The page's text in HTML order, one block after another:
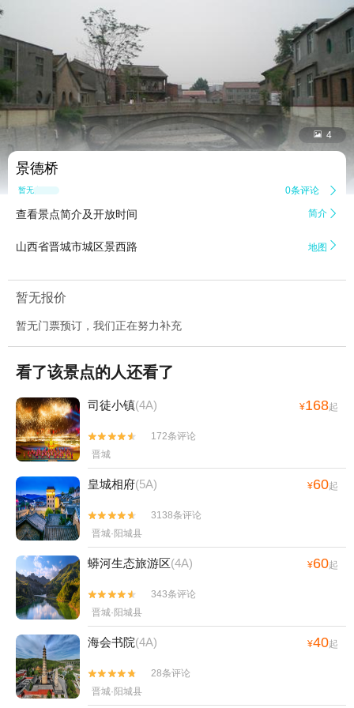
 4
景德桥
暂无点评 0条评论 
查看景点简介及开放时间 简介 
山西省晋城市城区景西路 地图 
暂无报价
暂无门票预订，我们正在努力补充
看了该景点的人还看了
司徒小镇(4A) ¥168起


172条评论
晋城
皇城相府(5A) ¥60起


3138条评论
晋城·阳城县
蟒河生态旅游区(4A) ¥60起


343条评论
晋城·阳城县
海会书院(4A) ¥40起


28条评论
晋城·阳城县